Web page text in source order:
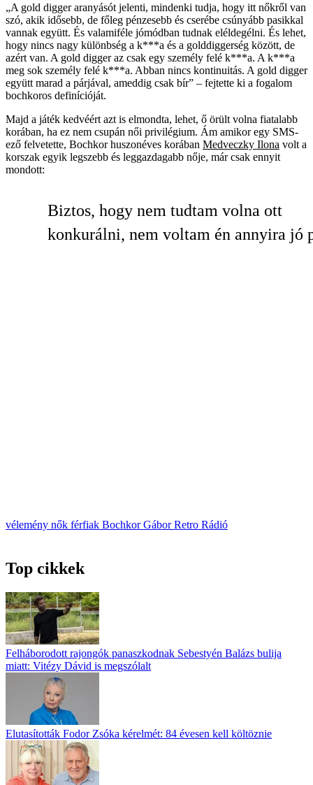
„A gold digger aranyásót jelenti, mindenki tudja, hogy itt nőkről van
szó, akik idősebb, de főleg pénzesebb és cserébe csúnyább pasikkal
vannak együtt. És valamiféle jómódban tudnak eléldegélni. És lehet,
hogy nincs nagy különbség a k***a és a golddiggerség között, de
azért van. A gold digger az csak egy személy felé k***a. A k***a
meg sok személy felé k***a. Abban nincs kontinuitás. A gold digger
együtt marad a párjával, ameddig csak bír” – fejtette ki a fogalom
bochkoros definícióját.
Majd a játék kedvéért azt is elmondta, lehet, ő örült volna fiatalabb
korában, ha ez nem csupán női privilégium. Ám amikor egy SMS-
ező felvetette, Bochkor huszonéves korában Medveczky Ilona volt a
korszak egyik legszebb és leggazdagabb nője, már csak ennyit
mondott:
Biztos, hogy nem tudtam volna ott
konkurálni, nem voltam én annyira jó
vélemény nők férfiak Bochkor GáborRetro Rádió
Top cikkek
Felháborodott rajongók panaszkodnak Sebestyén Balázs bulija
miatt: Vitézy Dávid is megszólalt
Elutasították Fodor Zsóka kérelmét: 84 évesen kell költöznie